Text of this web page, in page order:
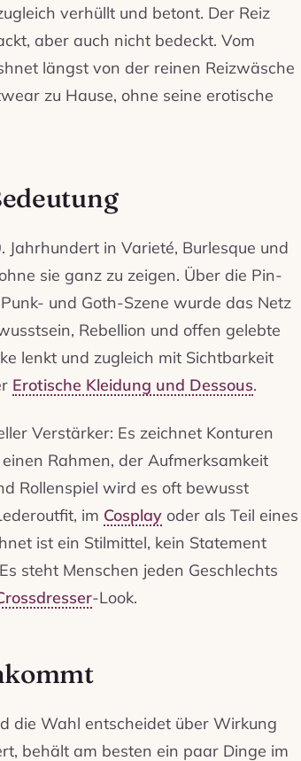
verhüllt und betont. Der Reiz
aber auch nicht bedeckt. Vom
längst von der reinen Reizwäsche
zu Hause, ohne seine erotische
in Varieté, Burlesque und
sie ganz zu zeigen. Über die Pin-
und Goth-Szene wurde das Netz
Rebellion und offen gelebte
lenkt und zugleich mit Sichtbarkeit
Erotische Kleidung und Dessous.
Verstärker: Es zeichnet Konturen
Rahmen, der Aufmerksamkeit
Rollenspiel wird es oft bewusst
im Cosplay oder als Teil eines
ist ein Stilmittel, kein Statement
steht Menschen jeden Geschlechts
-Look.
die Wahl entscheidet über Wirkung
behält am besten ein paar Dinge im